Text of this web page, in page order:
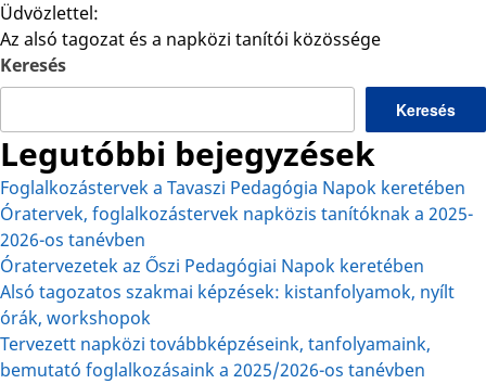
Üdvözlettel:
Az alsó tagozat és a napközi tanítói közössége
Keresés
Keresés
Legutóbbi bejegyzések
Foglalkozástervek a Tavaszi Pedagógia Napok keretében
Óratervek, foglalkozástervek napközis tanítóknak a 2025-
2026-os tanévben
Óratervezetek az Őszi Pedagógiai Napok keretében
Alsó tagozatos szakmai képzések: kistanfolyamok, nyílt
órák, workshopok
Tervezett napközi továbbképzéseink, tanfolyamaink,
bemutató foglalkozásaink a 2025/2026-os tanévben